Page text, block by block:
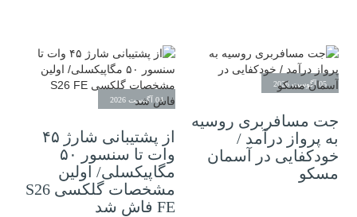
05 آگوست 2026
جت مسافربری روسیه
به پرواز درآمد /
خودکفایی در آسمان
مسکو
04 آگوست 2026
از پشتیبانی شارژ ۴۵
وات تا سنسور ۵۰
مگاپیکسلی/ اولین
مشخصات گلکسی S26
FE فاش شد